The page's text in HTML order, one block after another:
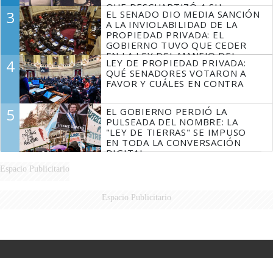
QUE DESCUARTIZÓ A SU
MARIDO
3
EL SENADO DIO MEDIA SANCIÓN
A LA INVIOLABILIDAD DE LA
PROPIEDAD PRIVADA: EL
GOBIERNO TUVO QUE CEDER
EN LA LEY DEL MANEJO DEL
FUEGO
4
LEY DE PROPIEDAD PRIVADA:
QUÉ SENADORES VOTARON A
FAVOR Y CUÁLES EN CONTRA
5
EL GOBIERNO PERDIÓ LA
PULSEADA DEL NOMBRE: LA
"LEY DE TIERRAS" SE IMPUSO
EN TODA LA CONVERSACIÓN
DIGITAL
Espacio Publicitario
Espacio Publicitario